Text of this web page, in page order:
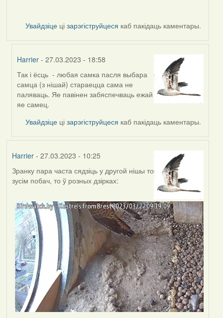
Увайдзіце цізарэгіструйцеся каб пакідаць каментары.
Harrier - 27.03.2023 - 18:58
In
reply
to
by
Estydaven
Так і ёсць - любая самка пасля выбара
самца (з нішай) стараецца сама не
паляваць. Яе павінен забяспечваць ежай
яе самец.
Увайдзіце цізарэгіструйцеся каб пакідаць каментары.
Harrier- 27.03.2023 - 10:25
Зранку пара часта сядзіць у другой нішы то
зусім побач, то ў розных дзірках: